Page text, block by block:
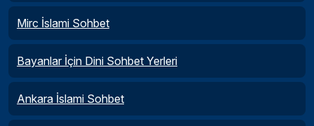
Mirc İslami Sohbet
Bayanlar İçin Dini Sohbet Yerleri
Ankara İslami Sohbet